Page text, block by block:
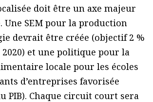
doit être un axe majeur
Une SEM pour la production
devrait être créée (objectif 2 %
2020) et une politique pour la
locale pour les écoles
d’entreprises favorisée
PIB). Chaque circuit court sera